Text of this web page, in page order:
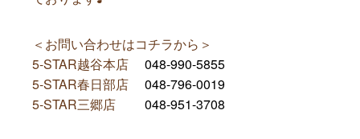
＜お問い合わせはコチラから＞
5-STAR越谷本店 048-990-5855
5-STAR春日部店 048-796-0019
5-STAR三郷店 048-951-3708